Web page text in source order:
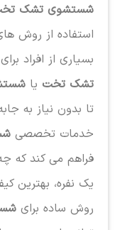
شستشوی تشک
استفاده از روش
بسیاری از افراد
تشک تختیا
تا بدون نیاز به
خدمات تخصصی
فراهم می کند که
یک نفره، بهترین
روش ساده برای